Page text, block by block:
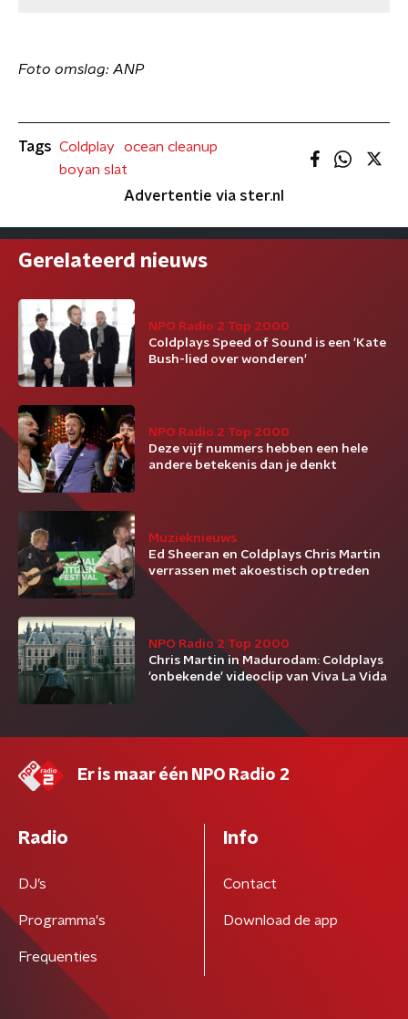
​Foto omslag: ANP
Tags Coldplay
ocean cleanup
boyan slat
Advertentie via ster.nl
Gerelateerd nieuws
NPO Radio 2 Top 2000
Coldplays Speed of Sound is een 'Kate
Bush-lied over wonderen'
NPO Radio 2 Top 2000
Deze vijf nummers hebben een hele
andere betekenis dan je denkt
Muzieknieuws
Ed Sheeran en Coldplays Chris Martin
verrassen met akoestisch optreden
NPO Radio 2 Top 2000
Chris Martin in Madurodam: Coldplays
'onbekende' videoclip van Viva La Vida
Er is maar één NPO Radio 2
Radio
DJ’s
Programma's
Frequenties
Info
Contact
Download de app